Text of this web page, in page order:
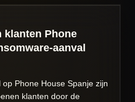
klanten Phone
aanval
Phone House Spanje zijn
klanten door de